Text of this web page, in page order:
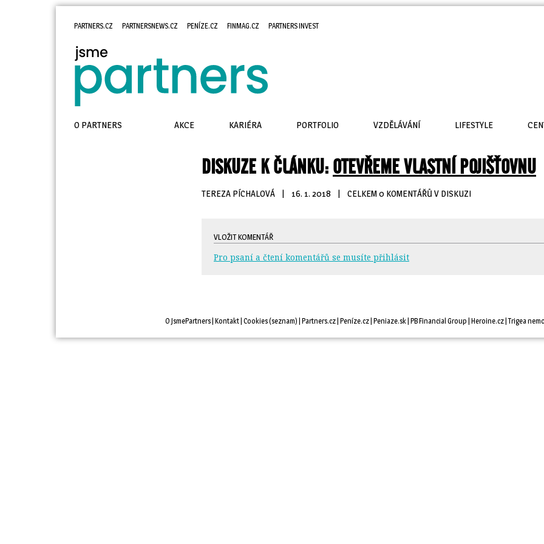
DISKUZE K ČLÁNKU:OTEVŘEME VLASTNÍ POJIŠŤOVNU
TEREZA PÍCHALOVÁ | 16. 1. 2018 | CELKEM 0 KOMENTÁŘŮ V DISKUZI
VLOŽIT KOMENTÁŘ
Pro psaní a čtení komentářů se musíte přihlásit
PARTNERS.CZ PARTNERSNEWS.CZ PENÍZE.CZ FINMAG.CZ PARTNERS INVEST
O PARTNERS AKCE KARIÉRA PORTFOLIO VZDĚLÁVÁNÍ LIFESTYLE
O JsmePartners Kontakt Cookies(seznam) | Partners.cz Peníze.cz Peniaze.sk PB Financial Group Heroine.cz | Trigea